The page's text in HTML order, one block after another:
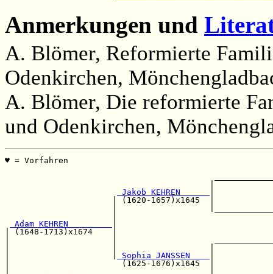
Anmerkungen und
A. Blömer, Reformierte
Odenkirchen,
A. Blömer, Die reformierte
und Odenkirchen,
♥ = Vorfahren
Jakob KEHREN
| (1620-1657)x1645  |
Adam KEHREN
| (1648-1713)x1674    |
Sophia JANSSEN
|                       (1625-1676)x1645  |